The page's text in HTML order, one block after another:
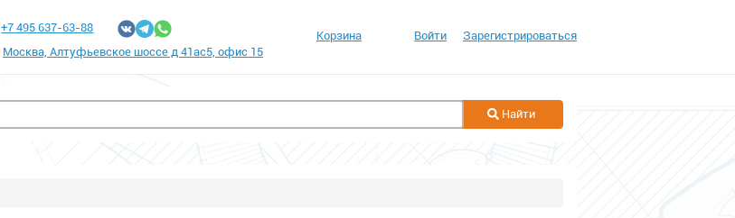
+7 495 637-63-88
Москва, Алтуфьевское шоссе д 41ас5, офис 15
Корзина Войти Зарегистрироваться
Найти